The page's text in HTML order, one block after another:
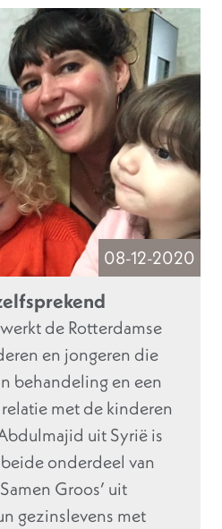
08-12-2020
de Rotterdamse
en jongeren die
behandeling en een
met de kinderen
uit Syrië is
onderdeel van
Groos’ uit
gezinslevens met